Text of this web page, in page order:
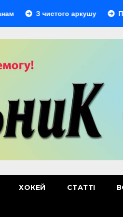
З чистого аркушу Перший
ХОКЕЙ СТАТТІ